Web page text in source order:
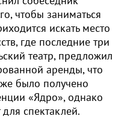
чтобы заниматься
искать место
где последние три
театр, предложил
аренды, что
было получено
«Ядро», однако
спектаклей.